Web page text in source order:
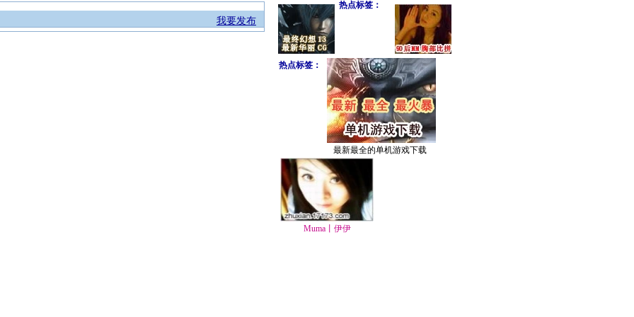
我要发布
热点标签：
热点标签：
最新最全的单机游戏下载
Muma丨伊伊